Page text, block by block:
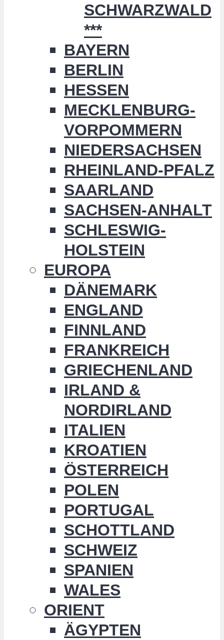
SCHWARZWALD
***
BAYERN
BERLIN
HESSEN
MECKLENBURG-
VORPOMMERN
NIEDERSACHSEN
RHEINLAND-PFALZ
SAARLAND
SACHSEN-ANHALT
SCHLESWIG-
HOLSTEIN
EUROPA
DÄNEMARK
ENGLAND
FINNLAND
FRANKREICH
GRIECHENLAND
IRLAND &
NORDIRLAND
ITALIEN
KROATIEN
ÖSTERREICH
POLEN
PORTUGAL
SCHOTTLAND
SCHWEIZ
SPANIEN
WALES
ORIENT
ÄGYPTEN